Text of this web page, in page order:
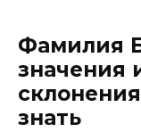
Фамилия
значения
знать